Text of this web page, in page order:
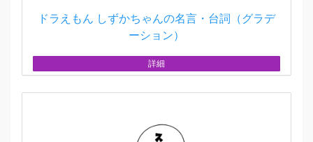
ドラえもん しずかちゃんの名言・台詞（グラデ
ーション）
詳細